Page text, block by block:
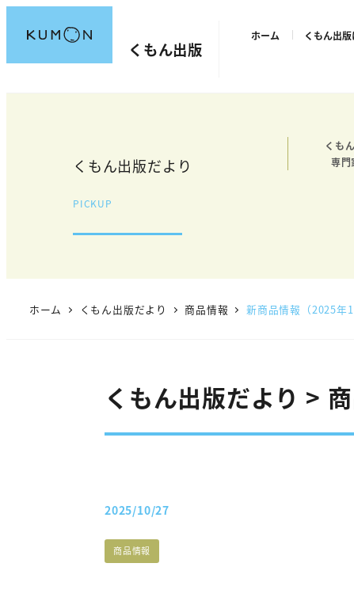
ン
くもん出版
ホーム くもん出
くもん出版だより
PICKUP
くも
専門
ホーム くもん出版だより 商品情報 新商品情報（2025年
くもん出版だより >
投稿日
2025/10/27
たよりカテゴリー
商品情報